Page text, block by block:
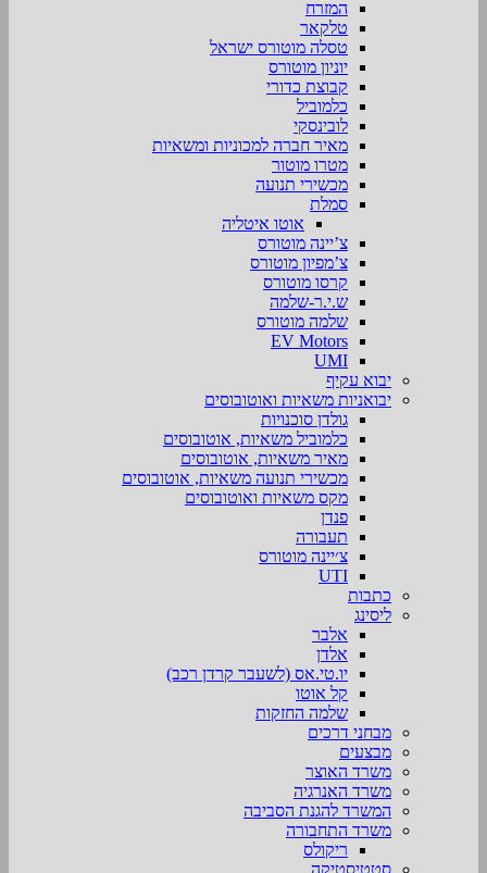
המזרח
טלקאר
טסלה מוטורס ישראל
יוניון מוטורס
קבוצת כדורי
כלמוביל
לובינסקי
מאיר חברה למכוניות ומשאיות
מטרו מוטור
מכשירי תנועה
סמלת
אוטו איטליה
צ’יינה מוטורס
צ’מפיון מוטורס
קרסו מוטורס
ש.י.ר-שלמה
שלמה מוטורס
EV Motors
UMI
יבוא עקיף
יבואניות משאיות ואוטובוסים
גולדן סוכנויות
כלמוביל משאיות, אוטובוסים
מאיר משאיות, אוטובוסים
מכשירי תנועה משאיות, אוטובוסים
מקס משאיות ואוטובוסים
פנדן
תעבורה
צ׳יינה מוטורס
UTI
כתבות
ליסינג
אלבר
אלדן
יו.טי.אס (לשעבר קרדן רכב)
קל אוטו
שלמה החזקות
מבחני דרכים
מבצעים
משרד האוצר
משרד האנרגיה
המשרד להגנת הסביבה
משרד התחבורה
ריקולס
סטטיסטיקה